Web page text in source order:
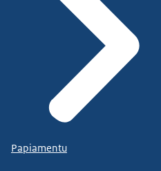
Papiamentu